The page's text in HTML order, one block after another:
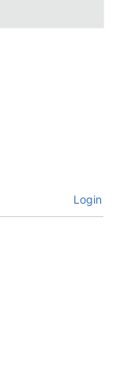
Login